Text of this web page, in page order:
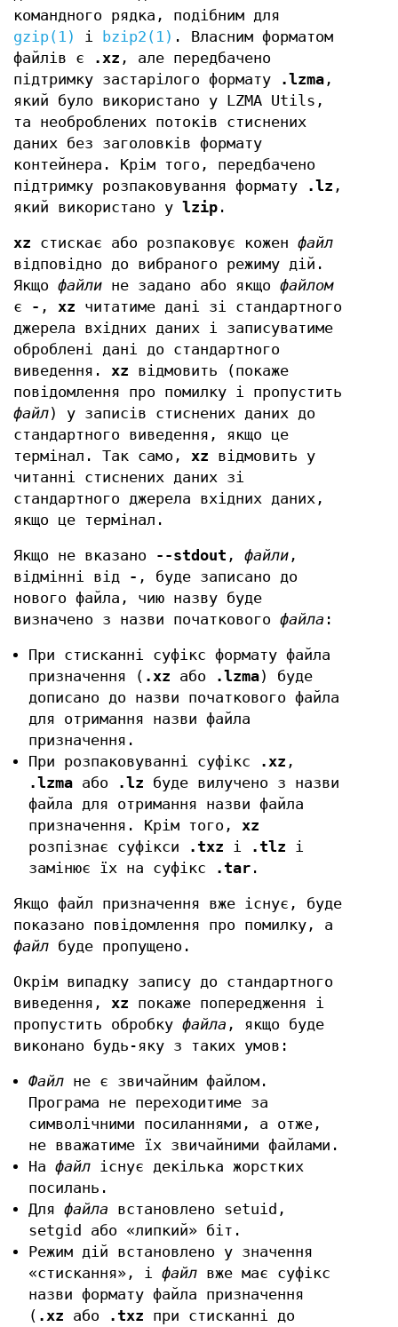
командного рядка, подібним для
gzip(1)
і bzip2(1) . Власним форматом
файлів є
.xz , але передбачено
підтримку застарілого формату
.lzma ,
який було використано у LZMA Utils,
та необроблених потоків стиснених
даних без заголовків формату
контейнера. Крім того, передбачено
підтримку розпаковування формату
.lz ,
який використано у lzip .
xz стискає або розпаковує кожен файл
відповідно до вибраного режиму дій.
Якщо файли не задано або якщо файлом
є
- , xz читатиме дані зі стандартного
джерела вхідних даних і записуватиме
оброблені дані до стандартного
виведення. xz відмовить (покаже
повідомлення про помилку і пропустить
файл) у записів стиснених даних до
стандартного виведення, якщо це
термінал. Так само, xz відмовить у
читанні стиснених даних зі
стандартного джерела вхідних даних,
якщо це термінал.
Якщо не вказано --stdout , файли ,
відмінні від
- , буде записано до
нового файла, чию назву буде
визначено з назви початкового файла :
При стисканні суфікс формату файла
призначення ( .xz або .lzma) буде
дописано до назви початкового файла
для отримання назви файла
призначення.
При розпаковуванні суфікс
.xz ,
.lzmaабо .lz буде вилучено з назви
файла для отримання назви файла
призначення. Крім того, xz
розпізнає суфікси
.txz і .tlz і
замінює їх на суфікс
.tar.
Якщо файл призначення вже існує, буде
показано повідомлення про помилку, а
файл буде пропущено.
Окрім випадку запису до стандартного
виведення, xz покаже попередження і
пропустить обробку файла , якщо буде
виконано будь-яку з таких умов:
Файлне є звичайним файлом.
Програма не переходитиме за
символічними посиланнями, а отже,
не вважатиме їх звичайними файлами.
На файліснує декілька жорстких
посилань.
Для файла встановлено setuid,
setgid або «липкий» біт.
Режим дій встановлено у значення
«стискання», і файлвже має суфікс
назви формату файла призначення
( .xz або .txz при стисканні до